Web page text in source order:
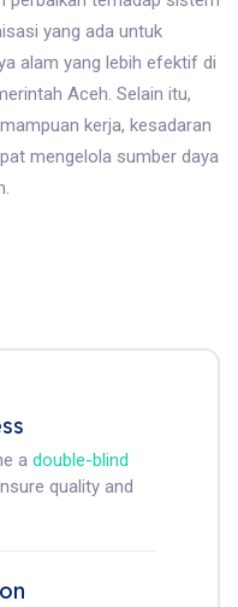
yang ada untuk
alam yang lebih efektif di
Aceh. Selain itu,
kerja, kesadaran
mengelola sumber daya
a double-blind
quality and